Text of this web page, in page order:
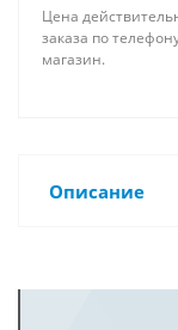
Цена
заказа по
магазин.
Описание